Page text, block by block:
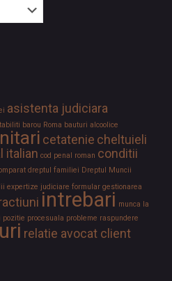
asistenta judiciara
barou Roma bauturi alcoolice
cetatenie cheltuieli
italian cod penal roman conditii
dreptul familiei Dreptul Muncii
expertize judiciare formular gestionarea
intrebari munca la
pozitie procesuala probleme raspundere
relatie avocat client